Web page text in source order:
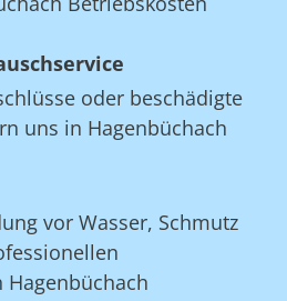
oder beschädigte
uns in Hagenbüchach
vor Wasser, Schmutz